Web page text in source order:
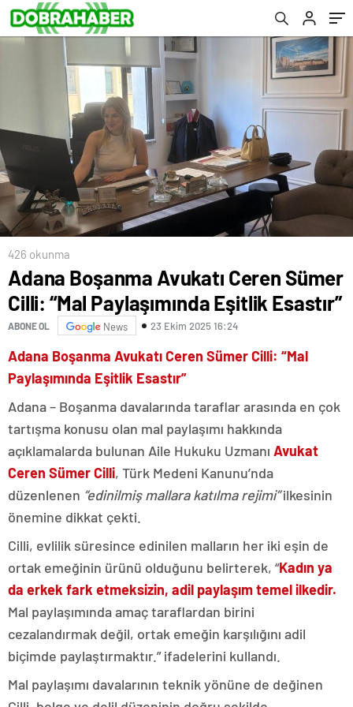
426 okunma
Adana Boşanma Avukatı Ceren Sümer
Cilli: “Mal Paylaşımında Eşitlik Esastır”
ABONE OL News 23 Ekim 2025 16:24
Adana Boşanma AvukatıCeren Sümer Cilli: “Mal
Paylaşımında Eşitlik Esastır”
Adana – Boşanma davalarında taraflar arasında en çok
tartışma konusu olan mal paylaşımı hakkında
açıklamalarda bulunan Aile Hukuku Uzmanı Avukat
Ceren Sümer Cilli, Türk Medeni Kanunu’nda
düzenlenen “edinilmiş mallara katılma rejimi”ilkesinin
önemine dikkat çekti.
Cilli, evlilik süresince edinilen malların her iki eşin de
ortak emeğinin ürünü olduğunu belirterek, “Kadın ya
da erkek fark etmeksizin, adil paylaşım temel ilkedir.
Mal paylaşımında amaç taraflardan birini
cezalandırmak değil, ortak emeğin karşılığını adil
biçimde paylaştırmaktır.” ifadelerini kullandı.
Mal paylaşımı davalarının teknik yönüne de değinen